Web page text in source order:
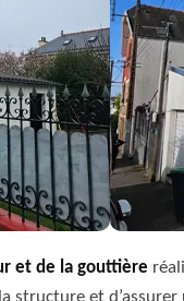
et de la gouttière
structure et